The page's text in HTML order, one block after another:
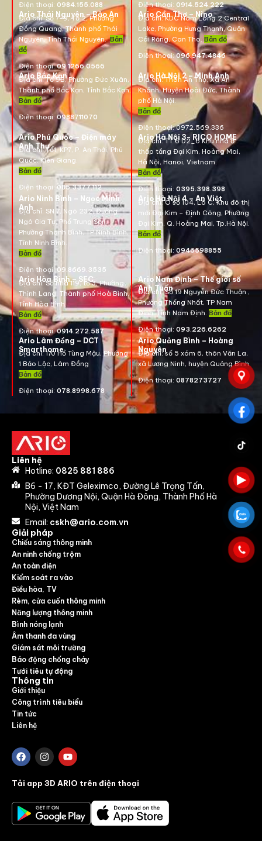
Điện thoại: 0984.155.088
Điện thoại: 0914.524.222
Ario Thái Nguyên – Bảo An
Địa chỉ: Số 7-9, Tổ 2, Phường
Đồng Quang, Thành phố Thái
Nguyên, Tỉnh Thái Nguyên.Bản
đồ
Điện thoại:09.1266.0566
Ario Cần Thơ – Nino
Địa chỉ:KDC Nam Long 2 Central
Lake, Phường Hưng Thạnh, Quận
Cái Răng, Can Tho. Bản đồ
Điện thoại:096.947.4846
Ario Bắc Kạn
Địa chỉ:Tổ 9B, Phường Đức Xuân,
Thành phố Bắc Kạn, Tỉnh Bắc Kạn.
Bản đồ
Điện thoại: 0988711070
Ario Hà Nội 2 – Minh Anh
Địa chỉ:Thôn An Thọ, Xã An
Khánh, Huyện Hoài Đức, Thành
phố Hà Nội.
Bản đồ
Điện thoại:0972.569.336
Ario Phú Quốc – Điện máy
Anh Thư
Địa chỉ:Tổ1, KP7, P. An Thới, Phú
Quốc, Kiên Giang.
Bản đồ
Điện thoại: 085.3377.112
Ario Hà Nội 3- RICO HOME
Địa chỉ: TT 6 D2_6 Khu nhà ở
thấp tầng Đại Kim, Hoàng Mai,
Hà Nội, Hanoi, Vietnam.
Bản đồ
Điện thoại: 0395.398.398
Ario Ninh Bình – Ngọc Minh
Anh
Địa chỉ: SN 7, Ngõ 232, Đường
Ngô Gia Tự, Phố Trung Sơn,
Phường Thanh Bình, TP Ninh Bình,
Tỉnh Ninh Bình.
Bản đồ
Điện thoại:09.8669.3535
Ario Hà Nội 4 – An Việt
Địa chỉ:Ô số 104, Lô C, Khu đô thị
mới Đại Kim – Định Công, Phường
Đại Kim, Q. Hoàng Mai, Tp.Hà Nội.
Bản đồ
Điện thoại: 0946598855
Ario Hòa Bình – SEC
Địa chỉ:Số nhà 119, tổ 3, Phường
Thịnh Lang, Thành phố Hoà Bình,
Tỉnh Hòa Bình.
Bản đồ
Điện thoại:0914.272.587
Ario Nam Định – Thế giới số
Anh Tuấn
Địa chỉ:Số 19 Nguyễn Đức Thuận ,
Phường Thống Nhất, TP Nam
Định, Tỉnh Nam Định. Bản đồ
Điện thoại: 093.226.6262
Ario Lâm Đồng – DCT
Smarthome
Địa chỉ: 170 Hồ Tùng Mậu, Phường
1 Bảo Lộc, Lâm Đồng
Bản đồ
Điện thoại: 078.8998.678
Ario Quảng Bình – Hoàng
Nguyên
Địa chỉ: số 5 xóm 6, thôn Văn La,
xã Lương Ninh, huyện Quảng Bình
Điện thoại: 0878273727
Liên hệ
Hotline: 0825 881 886
B6 - 17, KĐT Geleximco, Đường Lê Trọng Tấn,
Phường Dương Nội, Quận Hà Đông, Thành Phố Hà
Nội, Việt Nam
Email: cskh@ario.com.vn
Giải pháp
Chiếu sáng thông minh
An ninh chống trộm
An toàn điện
Kiểm soát ra vào
Điều hòa, TV
Rèm, cửa cuốn thông minh
Năng lượng thông minh
Bình nóng lạnh
Âm thanh đa vùng
Giám sát môi trường
Báo động chống cháy
Tưới tiêu tự động
Thông tin
Giới thiệu
Công trình tiêu biểu
Tin tức
Liên hệ
Tải app 3D ARIO trên điện thoại